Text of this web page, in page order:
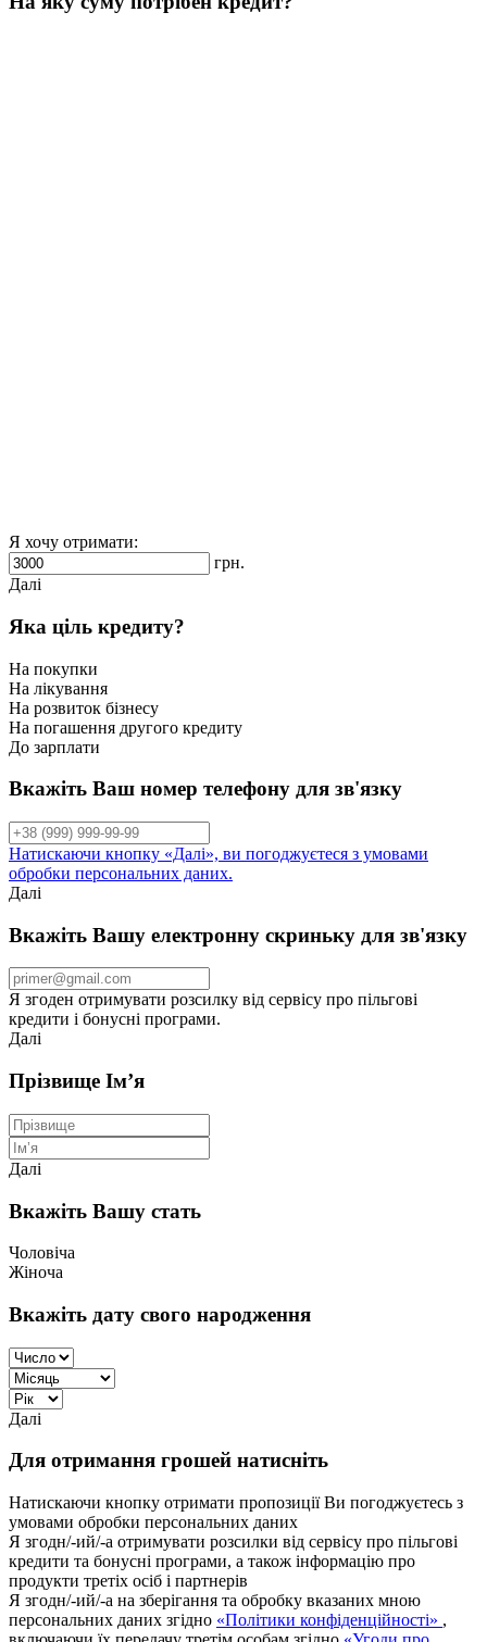
Я хочу отримати:
грн.
Далі
Яка ціль кредиту?
На покупки
На лікування
На розвиток бізнесу
На погашення другого кредиту
До зарплати
Вкажіть Ваш номер телефону для зв'язку
Натискаючи кнопку «Далі», ви погоджуєтеся з умовами
обробки персональних даних.
Далі
Вкажіть Вашу електронну скриньку для зв'язку
Я згоден отримувати розсилку від сервісу про пільгові
кредити і бонусні програми.
Далі
Прізвище Ім’я
Далі
Вкажіть Вашу стать
Чоловіча
Жіноча
Вкажіть дату свого народження
Далі
Для отримання грошей натисніть
Натискаючи кнопку отримати пропозиції Ви погоджуєтесь з
умовами обробки персональних даних
Я згодн/-ий/-а отримувати розсилки від сервісу про пільгові
кредити та бонусні програми, а також інформацію про
продукти третіх осіб і партнерів
Я згодн/-ий/-а на зберігання та обробку вказаних мною
персональних даних згідно «Політики конфіденційності» ,